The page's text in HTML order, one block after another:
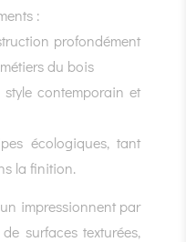
:
profondément
du bois
contemporain et
écologiques, tant
la finition.
impressionnent par
surfaces texturées,